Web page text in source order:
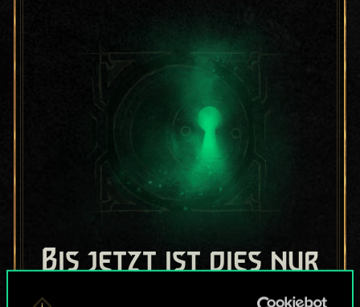
Bis jetzt ist dies nur
ein geteilter Satz